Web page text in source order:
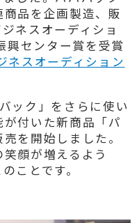
品を企画製造、販
ネスオーディショ
興センター賞を受賞
ネスオーディション
ック」をさらに使い
付いた新商品「パ
を開始しました。
顔が増えるよう
ことです。